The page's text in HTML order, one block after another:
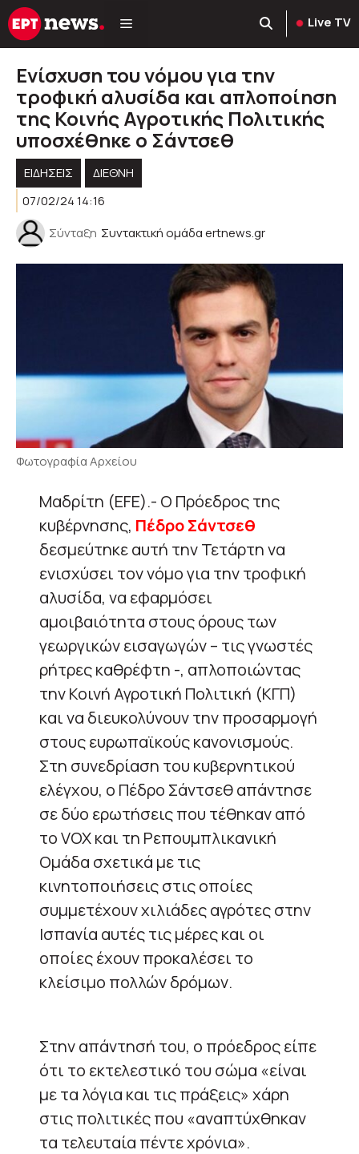
Μετάβαση
σε
Live TV
Ενίσχυση του νόμου για την
τροφική αλυσίδα και απλοποίηση
της Κοινής Αγροτικής Πολιτικής
υποσχέθηκε ο Σάντσεθ
ΕΙΔΗΣΕΙΣ
ΔΙΕΘΝΗ
07/02/24 14:16
Σύνταξη Συντακτική ομάδα ertnews.gr
Φωτογραφία Αρχείου
Μαδρίτη (EFE).- Ο Πρόεδρος της
κυβέρνησης, Πέδρο Σάντσεθ
δεσμεύτηκε αυτή την Τετάρτη να
ενισχύσει τον νόμο για την τροφική
αλυσίδα, να εφαρμόσει
αμοιβαιότητα στους όρους των
γεωργικών εισαγωγών – τις γνωστές
ρήτρες καθρέφτη -, απλοποιώντας
την Κοινή Αγροτική Πολιτική (ΚΓΠ)
και να διευκολύνουν την προσαρμογή
στους ευρωπαϊκούς κανονισμούς.
Στη συνεδρίαση του κυβερνητικού
ελέγχου, ο Πέδρο Σάντσεθ απάντησε
σε δύο ερωτήσεις που τέθηκαν από
το VOX και τη Ρεπουμπλικανική
Ομάδα σχετικά με τις
κινητοποιήσεις στις οποίες
συμμετέχουν χιλιάδες αγρότες στην
Ισπανία αυτές τις μέρες και οι
οποίες έχουν προκαλέσει το
κλείσιμο πολλών δρόμων.
Στην απάντησή του, ο πρόεδρος είπε
ότι το εκτελεστικό του σώμα «είναι
με τα λόγια και τις πράξεις» χάρη
στις πολιτικές που «αναπτύχθηκαν
τα τελευταία πέντε χρόνια».